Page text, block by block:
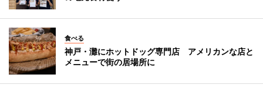
食べる
神戸・灘にホットドッグ専門店 アメリカンな店と
メニューで街の居場所に